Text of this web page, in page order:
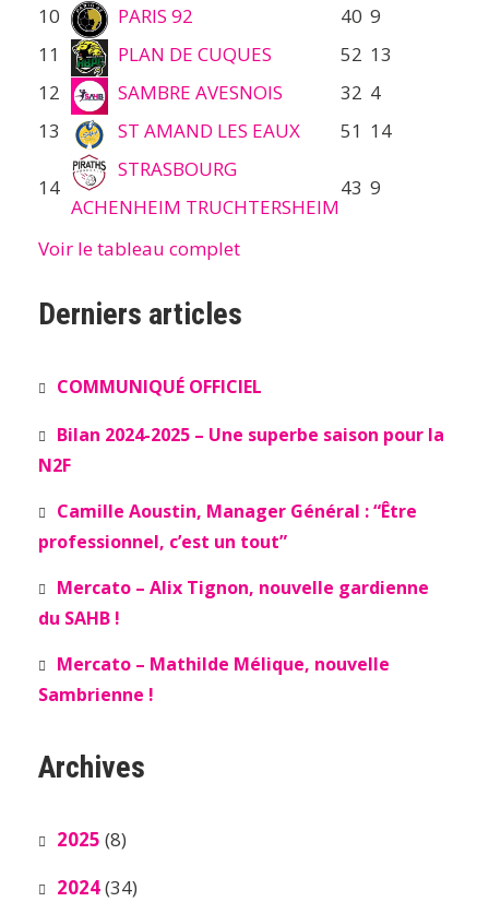
10 PARIS 92 40 9
11
PLAN DE CUQUES 52 13
12
SAMBRE AVESNOIS 32 4
13
ST AMAND LES EAUX 51 14
14
STRASBOURG
ACHENHEIM TRUCHTERSHEIM
43 9
Voir le tableau complet
Derniers articles
COMMUNIQUÉ OFFICIEL
Bilan 2024-2025 – Une superbe saison pour la
N2F
Camille Aoustin, Manager Général : “Être
professionnel, c’est un tout”
Mercato – Alix Tignon, nouvelle gardienne
du SAHB !
Mercato – Mathilde Mélique, nouvelle
Sambrienne !
Archives
2025 (8)
2024(34)